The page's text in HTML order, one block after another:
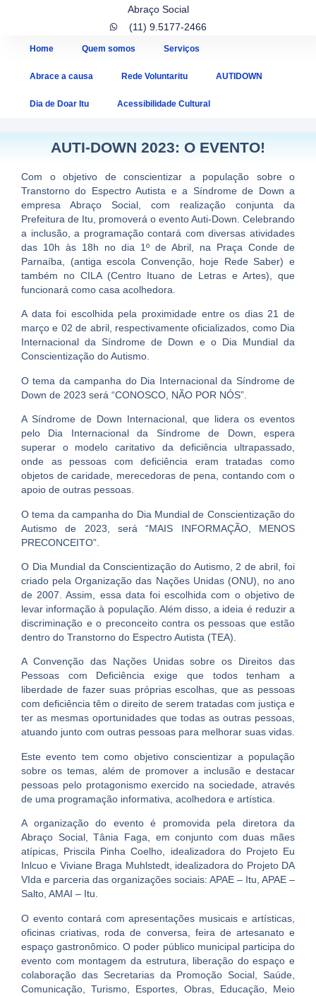
Abraço Social
(11) 9.5177-2466
Home Quem somos Serviços
Abrace a causa Rede Voluntaritu AUTIDOWN
Dia de Doar Itu Acessibilidade Cultural
AUTI-DOWN 2023: O EVENTO!
Com o objetivo de conscientizar a população sobre o
Transtorno do Espectro Autista e a Síndrome de Down a
empresa Abraço Social, com realização conjunta da
Prefeitura de Itu, promoverá o evento Auti-Down. Celebrando
a inclusão, a programação contará com diversas atividades
das 10h às 18h no dia 1º de Abril,
na Praça Conde de
Parnaíba,
(antiga escola Convenção, hoje Rede Saber) e
também no CILA (Centro Ituano de Letras e Artes), que
funcionará como casa acolhedora.
A data foi escolhida pela proximidade entre os dias 21 de
março e 02 de abril, respectivamente oficializados, como Dia
Internacional da Síndrome de Down e o Dia Mundial da
Conscientização do Autismo.
O tema da campanha do Dia Internacional da Síndrome de
Down de 2023 será “CONOSCO, NÃO POR NÓS”
A Síndrome de Down Internacional, que lidera os eventos
pelo Dia Internacional da Síndrome de Down, espera
superar o modelo caritativo da deficiência ultrapassado,
onde as pessoas com deficiência eram tratadas como
objetos de caridade, merecedoras de pena, contando com o
apoio de outras pessoas.
O tema da campanha do Dia Mundial de Conscientização do
Autismo de 2023 , será“MAIS INFORMAÇÃO, MENOS
PRECONCEITO”.
O Dia Mundial da Conscientização do Autismo, 2 de abril, foi
criado pela Organização das Nações Unidas (ONU), no ano
de 2007. Assim, essa data foi escolhida com o objetivo de
levar informação à população. Além disso, a ideia é reduzir a
discriminação e o preconceito contra os pessoas que estão
dentro do Transtorno do Espectro Autista (TEA).
A Convenção das Nações Unidas sobre os Direitos das
Pessoas com Deficiência exige que todos tenham a
liberdade de fazer suas próprias escolhas, que as pessoas
com deficiência têm o direito de serem tratadas com justiça e
ter as mesmas oportunidades que todas as outras pessoas,
atuando junto com outras pessoas para melhorar suas vidas.
Este evento tem como objetivo conscientizar a população
sobre os temas, além de promover a inclusão e destacar
pessoas pelo protagonismo exercido na sociedade , através
de uma programação informativa, acolhedora e artística.
A organização do evento é promovida pela diretora da
Abraço Social, Tânia Faga, em conjunto com duas mães
atípicas, Priscila Pinha Coelho, idealizadora do Projeto Eu
Inlcuo e Viviane Braga Muhlstedt, idealizadora do Projeto DA
VIda e parceria das organizações sociais: APAE – Itu, APAE –
Salto, AMAI – Itu.
O evento contará com apresentações musicais e artísticas,
oficinas criativas, roda de conversa, feira de artesanato e
espaço gastronômico. O poder público municipal participa do
evento com montagem da estrutura, liberação do espaço e
colaboração das Secretarias da Promoção Social, Saúde,
Comunicação, Turismo, Esportes, Obras, Educação, Meio